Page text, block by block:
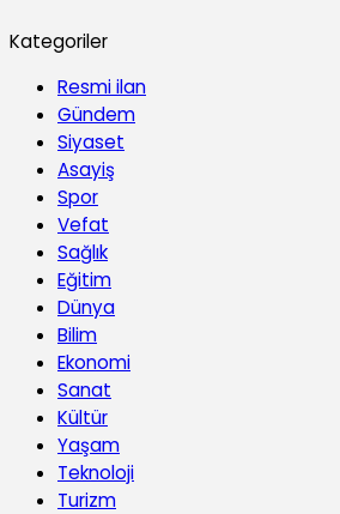
Kategoriler
Resmi ilan
Gündem
Siyaset
Asayiş
Spor
Vefat
Sağlık
Eğitim
Dünya
Bilim
Ekonomi
Sanat
Kültür
Yaşam
Teknoloji
Turizm